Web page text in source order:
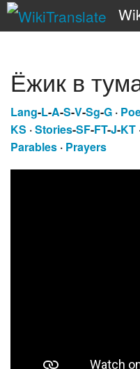
Ёжик в
Lang-L-A-S-V-Sg-G ·
KS ·Stories-SF-FT-J-KT
Parables · Prayers